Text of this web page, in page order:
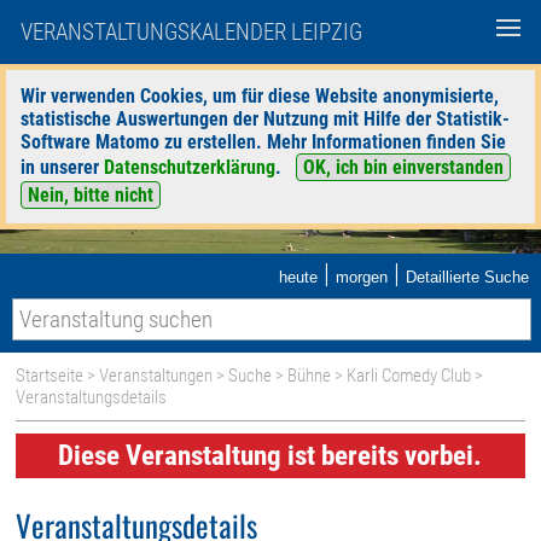
VERANSTALTUNGSKALENDER LEIPZIG
Wir verwenden Cookies, um für diese Website anonymisierte,
statistische Auswertungen der Nutzung mit Hilfe der Statistik-
Software Matomo zu erstellen. Mehr Informationen finden Sie
in unserer Datenschutzerklärung.
OK, ich bin einverstanden
Nein, bitte nicht
heute | morgen | Detaillierte Suche
Startseite >Veranstaltungen > Suche > Bühne > Karli Comedy Club >
Veranstaltungsdetails
Diese Veranstaltung ist bereits vorbei.
Veranstaltungsdetails